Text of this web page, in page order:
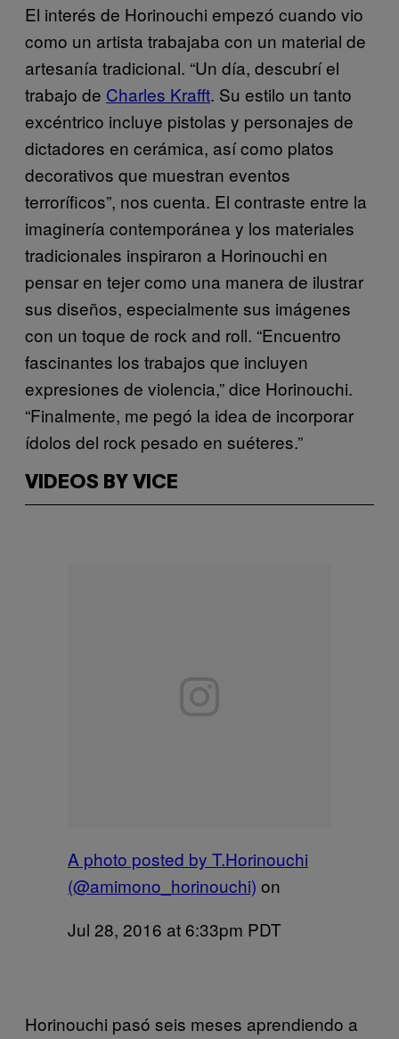
El interés de Horinouchi empezó cuando vio
como un artista trabajaba con un material de
artesanía tradicional. “Un día, descubrí el
trabajo de Charles Krafft. Su estilo un tanto
excéntrico incluye pistolas y personajes de
dictadores en cerámica, así como platos
decorativos que muestran eventos
terroríficos”, nos cuenta. El contraste entre la
imaginería contemporánea y los materiales
tradicionales inspiraron a Horinouchi en
pensar en tejer como una manera de ilustrar
sus diseños, especialmente sus imágenes
con un toque de rock and roll. “Encuentro
fascinantes los trabajos que incluyen
expresiones de violencia,” dice Horinouchi.
“Finalmente, me pegó la idea de incorporar
ídolos del rock pesado en suéteres.”
VIDEOS BY VICE
A photo posted by T.Horinouchi
(@amimono_horinouchi) on
Jul 28, 2016 at 6:33pm PDT
Horinouchi pasó seis meses aprendiendo a